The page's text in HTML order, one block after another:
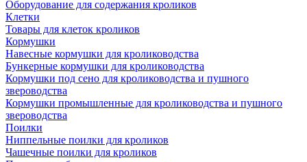
Оборудование для содержания кроликов
Клетки
Товары для клеток кроликов
Кормушки
Навесные кормушки для кролиководства
Бункерные кормушки для кролиководства
Кормушки под сено для кролиководства и пушного
звероводства
Кормушки промышленные для кролиководства и пушного
звероводства
Поилки
Ниппельные поилки для кроликов
Чашечные поилки для кроликов